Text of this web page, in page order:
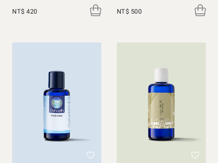
NT$ 420 NT$ 500